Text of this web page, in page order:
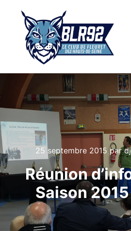
25 septembre 2015 par
Réunion
Saison